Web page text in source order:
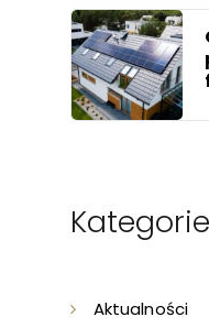
Kategorie
Aktualności